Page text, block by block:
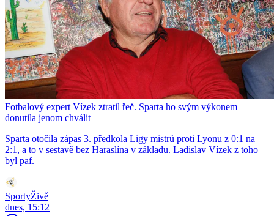
Fotbalový expert Vízek ztratil řeč. Sparta ho svým výkonem
donutila jenom chválit
Sparta otočila zápas 3. předkola Ligy mistrů proti Lyonu z 0:1 na
2:1, a to v sestavě bez Haraslína v základu. Ladislav Vízek z toho
byl paf.
SportyŽivě
dnes, 15:12